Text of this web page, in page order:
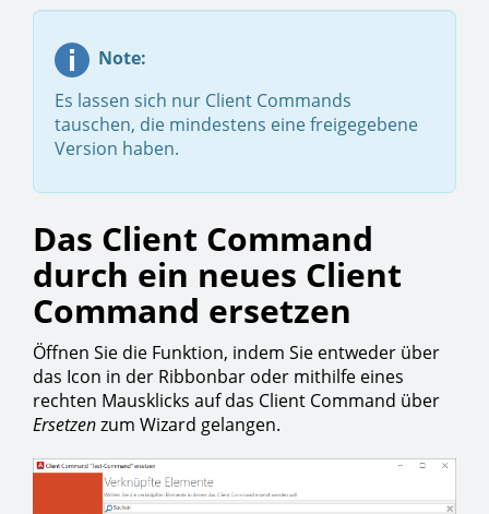
Note:
Es lassen sich nur Client Commands
tauschen, die mindestens eine freigegebene
Version haben.
Das Client Command
durch ein neues Client
Command ersetzen
Öffnen Sie die Funktion, indem Sie entweder über
das Icon in der Ribbonbar oder mithilfe eines
rechten Mausklicks auf das Client Command über
Ersetzenzum Wizard gelangen.